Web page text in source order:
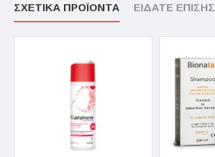
ΣΧΕΤΙΚΆ ΠΡΟΪΌΝΤΑ ΕΊΔΑΤΕ ΕΠΊΣΗΣ